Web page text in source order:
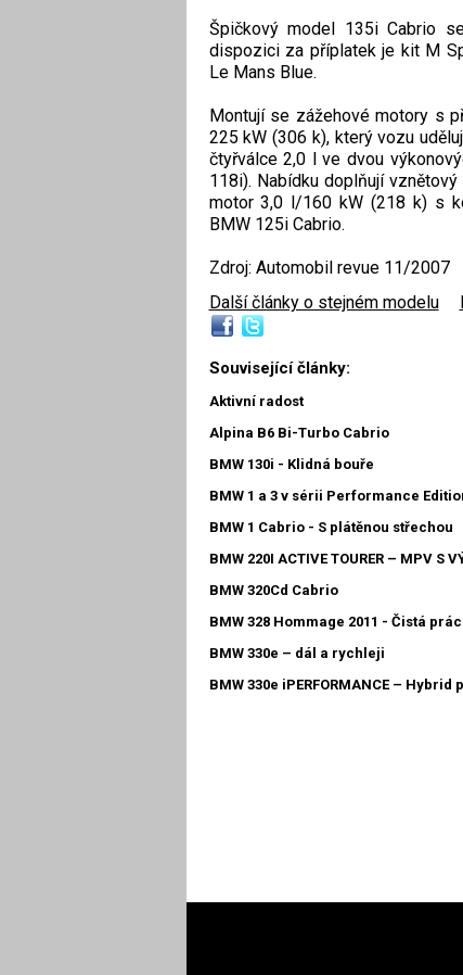
Špičkový model 135i Cabrio
dispozici za příplatek je kit M
Le Mans Blue.
Montují se zážehové motory s
225 kW (306 k), který vozu
čtyřválce 2,0 l ve dvou
118i). Nabídku doplňují
motor 3,0 l/160 kW (218 k) s
BMW 125i Cabrio.
Zdroj: Automobil revue 11/2007
Další články o stejném modelu
Související články:
Aktivní radost
Alpina B6 Bi-Turbo Cabrio
BMW 130i - Klidná bouře
BMW 1 a 3 v sérii Performance
BMW 1 Cabrio - S plátěnou střechou
BMW 220I ACTIVE TOURER – MPV S
BMW 320Cd Cabrio
BMW 328 Hommage 2011 - Čistá
BMW 330e – dál a rychleji
BMW 330e iPERFORMANCE – Hybrid